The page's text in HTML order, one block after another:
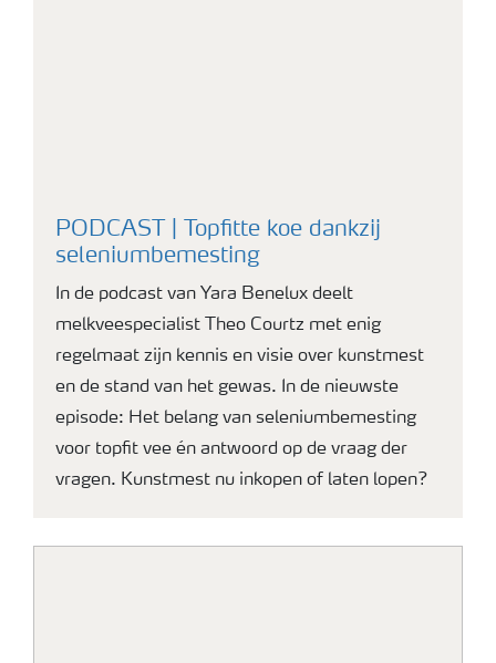
PODCAST | Topfitte koe dankzij
seleniumbemesting
In de podcast van Yara Benelux deelt
melkveespecialist Theo Courtz met enig
regelmaat zijn kennis en visie over kunstmest
en de stand van het gewas. In de nieuwste
episode: Het belang van seleniumbemesting
voor topfit vee én antwoord op de vraag der
vragen. Kunstmest nu inkopen of laten lopen?